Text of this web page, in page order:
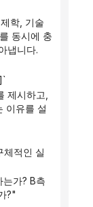
동시에 충
냅니다.
이유를 설
?"